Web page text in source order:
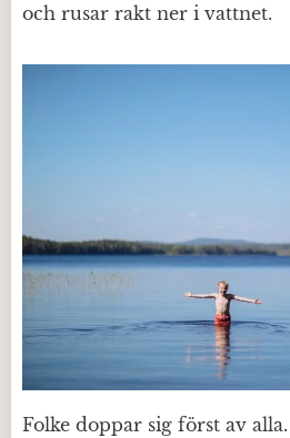
och rusar rakt ner i vattnet.
Folke doppar sig först av alla.